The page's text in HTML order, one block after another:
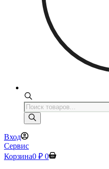
Поиск
товаров
Вход
Сервис
Корзина0 ₽ 0